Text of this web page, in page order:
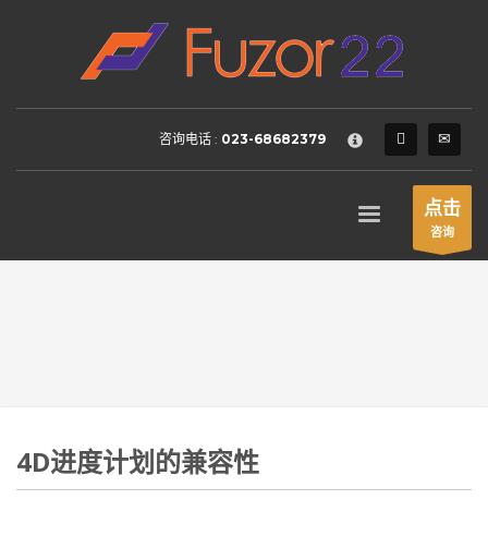
HOW TO SHOP
Login or create new account.
2 Review your order.
FREEshipment
If you still have problems, please let us know, by sending an
SHOWROOM HOURS
咨询电话 : 023-68682379
点击
咨询
4D进度计划的兼容性